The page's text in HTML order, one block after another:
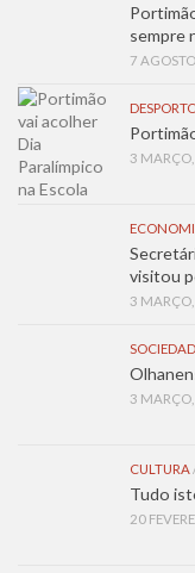
sempre
7
3
visitou
3
3
CULTURA
Tudo
20